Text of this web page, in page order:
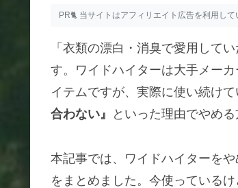
PR🐈 当サイトはアフィリエイト広告を利用して
「衣類の漂白・消臭で愛用して
す。ワイドハイターは大手メー
イテムですが、実際に使い続けて
合わない』
といった理由でやめる
本記事では、ワイドハイターを
をまとめました。今使っている